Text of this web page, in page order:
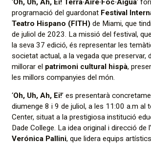
‘Oh, Uh, Ah, Ei! Terra·Aire·Foc·Aigua‘
programació del guardonat Festival
Teatro Hispano (FITH) de Miami, que
de juliol de 2023. La missió del festival,
la seva 37 edició, és representar les
societat actual, a la vegada que preservar,
millorar el patrimoni cultural hispà,
les millors companyies del món.
‘Oh, Uh, Ah, Ei!’ es presentarà
diumenge 8 i 9 de juliol, a les 11:00 a.m al
Center, situat a la prestigiosa institució
Dade College. La idea original i direcció de
Verónica Pallini, que lidera equips